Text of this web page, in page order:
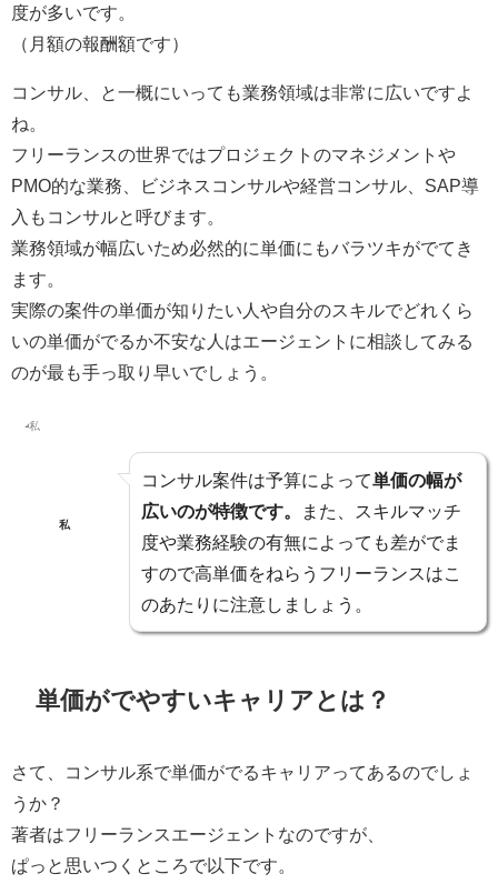
度が多いです。
（月額の報酬額です）
コンサル、と一概にいっても業務領域は非常に広いですよ
ね。
フリーランスの世界ではプロジェクトのマネジメントや
PMO的な業務、ビジネスコンサルや経営コンサル、SAP導
入もコンサルと呼びます。
業務領域が幅広いため必然的に単価にもバラツキがでてき
ます。
実際の案件の単価が知りたい人や自分のスキルでどれくら
いの単価がでるか不安な人 はエージェントに相談してみる
のが最も手っ取り早いでしょう。
私
コンサル案件は予算によって単価の幅が
広いのが特徴です。
また、スキルマッチ
度や業務経験の有無によっても差がでま
すので高単価をねらうフリーランスはこ
のあたりに注意しましょう。
単価がでやすいキャリアとは？
さて、コンサル系で単価がでるキャリアってあるのでしょ
うか？
著者はフリーランスエージェントなのですが、
ぱっと思いつくところで以下です。